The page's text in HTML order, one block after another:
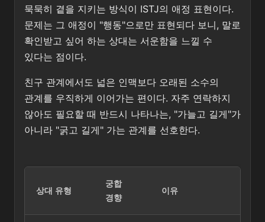
묵묵히 곁을 지키는 방식이 ISTJ의 애정 표현이다.
문제는 그 애정이 "행동"으로만 표현되다 보니, 말로
확인받고 싶어 하는 상대는 서운함을 느낄 수
있다는 점이다.
친구 관계에서도 넓은 인맥보다 오래된 소수의
관계를 우직하게 이어가는 편이다. 자주 연락하지
않아도 필요할 때 반드시 나타나는, "가늘고 길게"가
아니라 "굵고 길게" 가는 관계를 선호한다.
상대 유형
궁합
경향
이유